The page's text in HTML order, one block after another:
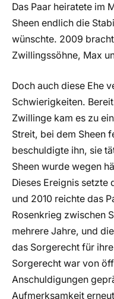
Das Paar heiratete im
Sheen endlich die
wünschte. 2009
Zwillingssöhne, Max
Doch auch diese Ehe
Schwierigkeiten.
Zwillinge kam es zu
Streit, bei dem Sheen
beschuldigte ihn, sie
Sheen wurde wegen
Dieses Ereignis setzte
und 2010 reichte das
Rosenkrieg zwischen
mehrere Jahre, und
das Sorgerecht für
Sorgerecht war von
Anschuldigungen
Aufmerksamkeit